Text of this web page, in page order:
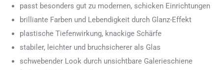
passt besonders gut zu modernen, schicken Einrichtungen
brilliante Farben und Lebendigkeit durch Glanz-Effekt
plastische Tiefenwirkung, knackige Schärfe
stabiler, leichter und bruchsicherer als Glas
schwebender Look durch unsichtbare Galerieschiene